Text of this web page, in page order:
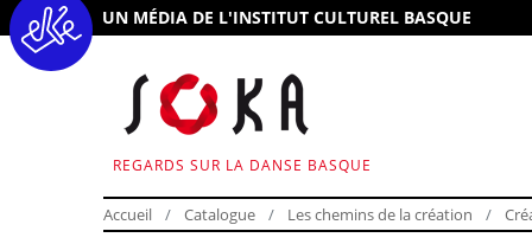
UN MÉDIA DE L'INSTITUT CULTUREL BASQUE
REGARDS SUR LA DANSE BASQUE
Accueil Catalogue Les chemins de la création